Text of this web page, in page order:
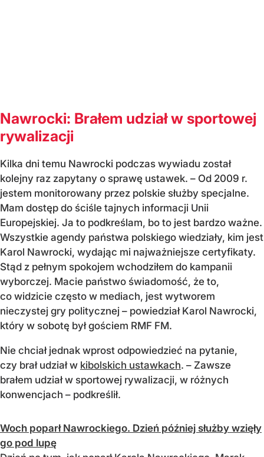
Nawrocki: Brałem udział w sportowej
rywalizacji
Kilka dni temu Nawrocki podczas wywiadu został
kolejny raz zapytany o sprawę ustawek. – Od 2009 r.
jestem monitorowany przez polskie służby specjalne.
Mam dostęp do ściśle tajnych informacji Unii
Europejskiej. Ja to podkreślam, bo to jest bardzo ważne.
Wszystkie agendy państwa polskiego wiedziały, kim jest
Karol Nawrocki, wydając mi najważniejsze certyfikaty.
Stąd z pełnym spokojem wchodziłem do kampanii
wyborczej. Macie państwo świadomość, że to,
co widzicie często w mediach, jest wytworem
nieczystej gry politycznej – powiedział Karol Nawrocki,
który w sobotę był gościem RMF FM.
Nie chciał jednak wprost odpowiedzieć na pytanie,
czy brał udział w kibolskich ustawkach. – Zawsze
brałem udział w sportowej rywalizacji, w różnych
konwencjach – podkreślił.
Woch poparł Nawrockiego. Dzień później służby wzięły
go pod lupę